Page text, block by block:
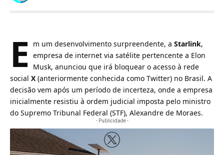
E m um desenvolvimento surpreendente, a Starlink,
empresa de internet via satélite pertencente a Elon
Musk, anunciou que irá bloquear o acesso à rede
social X (anteriormente conhecida como Twitter) no Brasil. A
decisão vem após um período de incerteza, onde a empresa
inicialmente resistiu à ordem judicial imposta pelo ministro
do Supremo Tribunal Federal (STF), Alexandre de Moraes.
- Publicidade -